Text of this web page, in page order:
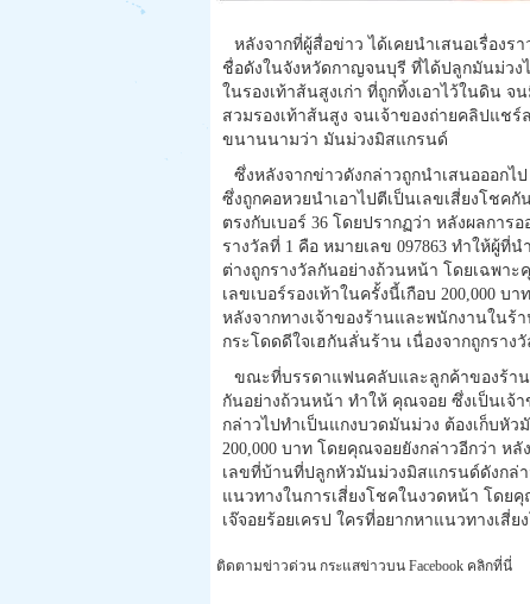
หลังจากที่ผู้สื่อข่าว ได้เคยนำเสนอเรื่อง
ชื่อดังในจังหวัดกาญจนบุรี ที่ได้ปลูกมันม่วง
ในรองเท้าส้นสูงเก่า ที่ถูกทิ้งเอาไว้ในดิน
สวมรองเท้าส้นสูง จนเจ้าของถ่ายคลิปแช
ขนานนามว่า มันม่วงมิสแกรนด์
ซึ่งหลังจากข่าวดังกล่าวถูกนำเสนอออกไ
ซึ่งถูกคอหวยนำเอาไปตีเป็นเลขเสี่ยงโชคกั
ตรงกับเบอร์ 36 โดยปรากฏว่า หลังผลกา
รางวัลที่ 1 คือ หมายเลข 097863 ทำให้ผู้ที่
ต่างถูกรางวัลกันอย่างถ้วนหน้า โดยเฉพา
เลขเบอร์รองเท้าในครั้งนี้เกือบ 200,000
หลังจากทางเจ้าของร้านและพนักงานในร้
กระโดดดีใจเฮกันลั่นร้าน เนื่องจากถูกราง
ขณะที่บรรดาแฟนคลับและลูกค้าของร้า
กันอย่างถ้วนหน้า ทำให้ คุณจอย ซึ่งเป็นเจ้
กล่าวไปทำเป็นแกงบวดมันม่วง ต้องเก็บหัว
200,000 บาท โดยคุณจอยยังกล่าวอีกว่า ห
เลขที่บ้านที่ปลูกหัวมันม่วงมิสแกรนด์ดังกล่
แนวทางในการเสี่ยงโชคในงวดหน้า โดย
เจ๊จอยร้อยเครป ใครที่อยากหาแนวทางเสี่
ติดตามข่าวด่วน กระแสข่าวบน Facebook คลิกที่นี่